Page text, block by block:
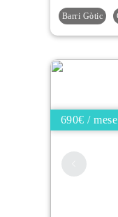
Barri Gòtic
690€ / mese